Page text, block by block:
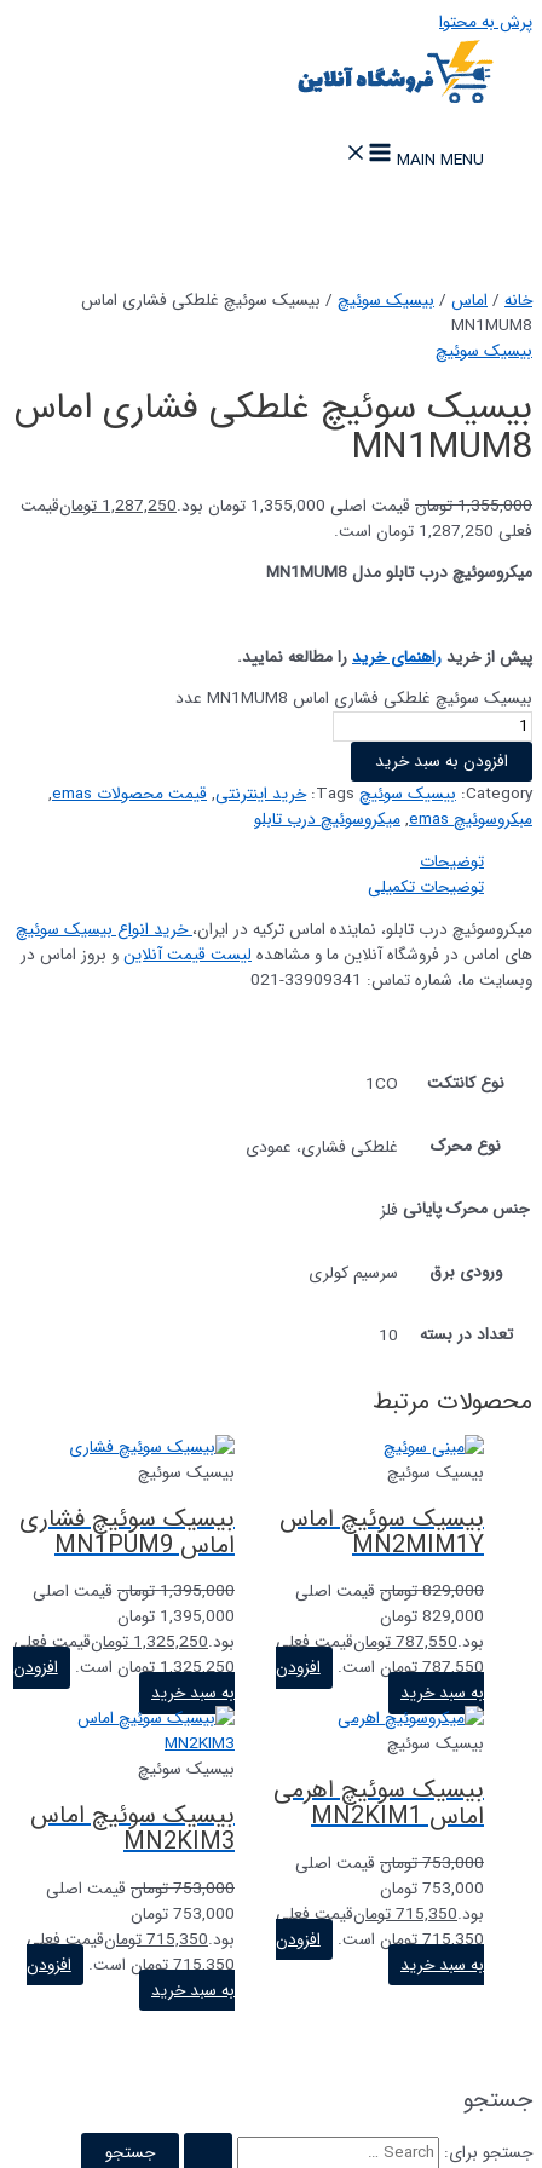
پرش به محتوا
MAIN MENU
جستجو
جستجو برای:
خانه /اماس /بیسیک سوئیچ / بیسیک سوئیچ غلطکی فشاری اماس
MN1MUM8
بیسیک سوئیچ
بیسیک سوئیچ غلطکی فشاری اماس
MN1MUM8
1,355,000تومان قیمت اصلی 1,355,000 تومان بود. 1,287,250تومانقیمت
فعلی 1,287,250 تومان است.
میکروسوئیچ درب تابلو مدل MN1MUM8
پیش از خریدراهنمای خریدرا مطالعه نمایید.
بیسیک سوئیچ غلطکی فشاری اماس MN1MUM8 عدد
افزودن به سبد خرید
Category: بیسیک سوئیچ Tags: خرید اینترنتی,قیمت محصولات emas
,
مبکروسوئیچ emas
,میکروسوئیچ درب تابلو
توضیحات
توضیحات تکمیلی
میکروسوئیچ درب تابلو، نماینده اماس ترکیه در ایران،خرید انواع بیسیک سوئیچ
های اماس در فروشگاه آنلاین ما و مشاهدهلیست قیمت آنلاینو بروز اماس در
وبسایت ما، شماره تماس: 33909341-021
نوع کانتکت 1CO
نوع محرک غلطکی فشاری، عمودی
جنس محرک پایانی فلز
ورودی برق سرسیم کولری
تعداد در بسته 10
محصولات مرتبط
بیسیک سوئیچ
بیسیک سوئیچ اماس
MN2MIM1Y
829,000تومان قیمت اصلی
829,000 تومان
بود.787,550تومانقیمت فعلی
787,550 تومان است.
افزودن
به سبد خرید
بیسیک سوئیچ
بیسیک سوئیچ فشاری
اماس MN1PUM9
1,395,000تومان قیمت اصلی
1,395,000 تومان
بود.1,325,250تومانقیمت فعلی
1,325,250 تومان است.
افزودن
به سبد خرید
بیسیک سوئیچ
بیسیک سوئیچ اهرمی
اماس MN2KIM1
753,000تومان قیمت اصلی
753,000 تومان
بود.715,350تومانقیمت فعلی
715,350 تومان است.
افزودن
به سبد خرید
بیسیک سوئیچ
بیسیک سوئیچ اماس
MN2KIM3
753,000تومان قیمت اصلی
753,000 تومان
بود.715,350تومانقیمت فعلی
715,350 تومان است.
افزودن
به سبد خرید